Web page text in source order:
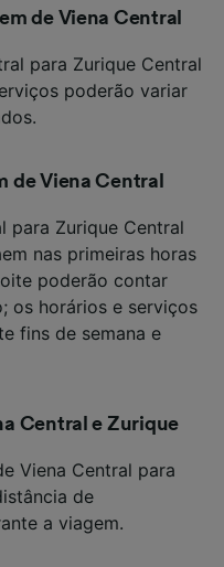
de Viena Central
para Zurique Central
poderão variar
de Viena Central
para Zurique Central
nas primeiras horas
poderão contar
os horários e serviços
fins de semana e
Central e Zurique
Viena Central para
de
a viagem.